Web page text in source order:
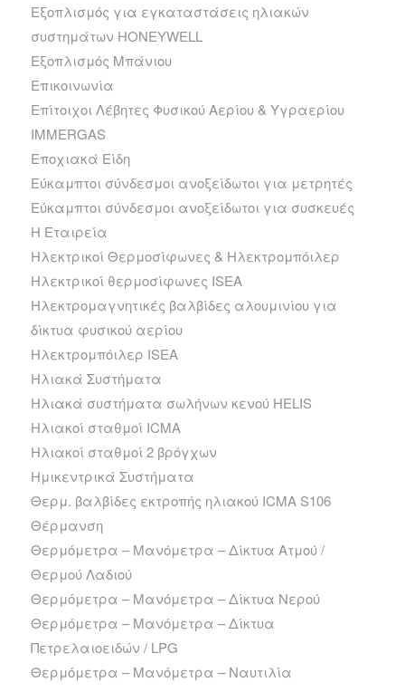
Εξοπλισμός για εγκαταστάσεις ηλιακών
συστημάτων HONEYWELL
Εξοπλισμός Μπάνιου
Επικοινωνία
Επίτοιχοι Λέβητες Φυσικού Αερίου & Υγραερίου
IMMERGAS
Εποχιακά Είδη
Εύκαμπτοι σύνδεσμοι ανοξείδωτοι για μετρητές
Εύκαμπτοι σύνδεσμοι ανοξείδωτοι για συσκευές
Η Εταιρεία
Ηλεκτρικοί Θερμοσίφωνες & Ηλεκτρομπόιλερ
Ηλεκτρικοί θερμοσίφωνες ISEA
Ηλεκτρομαγνητικές βαλβίδες αλουμινίου για
δίκτυα φυσικού αερίου
Ηλεκτρομπόιλερ ISEA
Ηλιακά Συστήματα
Ηλιακά συστήματα σωλήνων κενού HELIS
Ηλιακοί σταθμοί ICMA
Ηλιακοί σταθμοί 2 βρόγχων
Ημικεντρικά Συστήματα
Θερμ. βαλβίδες εκτροπής ηλιακού ICMA S106
Θέρμανση
Θερμόμετρα – Μανόμετρα – Δίκτυα Ατμού /
Θερμού Λαδιού
Θερμόμετρα – Μανόμετρα – Δίκτυα Νερού
Θερμόμετρα – Μανόμετρα – Δίκτυα
Πετρελαιοειδών / LPG
Θερμόμετρα – Μανόμετρα – Ναυτιλία